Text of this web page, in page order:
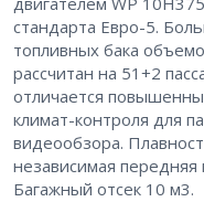
стандарта Евро-5.
топливных бака
рассчитан на 51+2
отличается
климат-контроля для
видеообзора.
независимая передняя
Багажный отсек 10 м3.